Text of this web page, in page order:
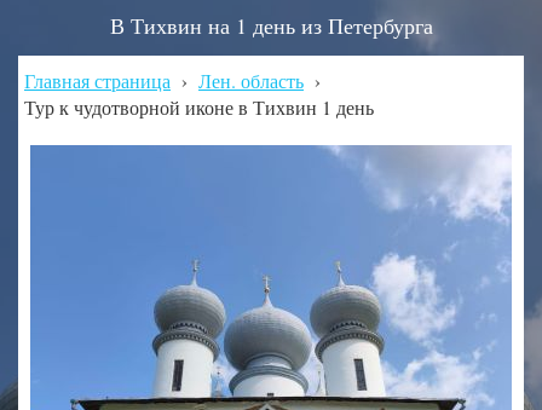
В Тихвин на 1 день из Петербурга
Главная страница › Лен. область ›
Тур к чудотворной иконе в Тихвин 1 день